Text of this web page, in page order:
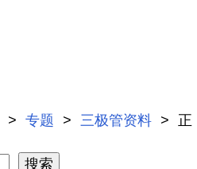
>专题 >三极管资料 > 正